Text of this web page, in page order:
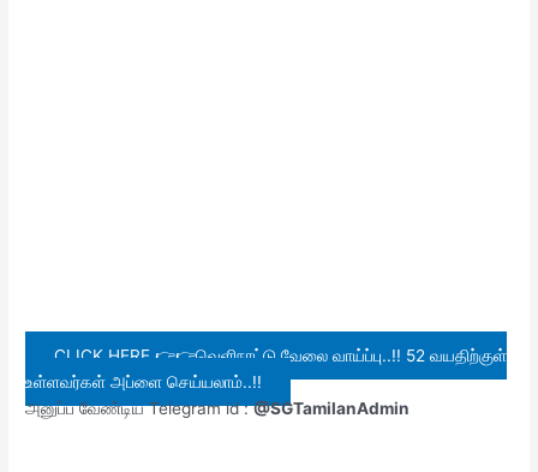
CLICK HERE 👉👉வெளிநாட்டு வேலை வாய்ப்பு..!! 52 வயதிற்குள்
உள்ளவர்கள் அப்ளை செய்யலாம்..!!
அனுப்ப வேண்டிய Telegram id :@SGTamilanAdmin